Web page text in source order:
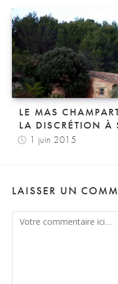
LE MAS
LA DISCRÉTION
1 juin 2015
LAISSER UN
Comment